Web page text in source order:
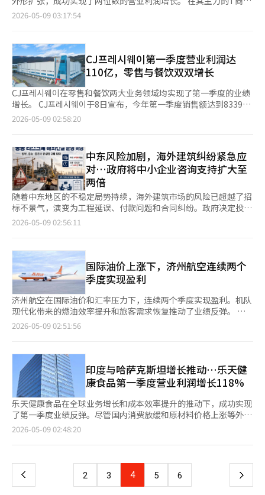
·鲍威尔的任期结束等重大事件即将到来。特别是市场将通过物价
指标来评估年内降息的可能性和通胀压力。 Kiwoom证券的研究
金融市场的负面影响将是有限的。”她还指出：“美中首脑会谈将
成为关注的重点，可能会讨论关税冲突的缓解以及半导体和稀土供
应链的谈判。” 专家们认为，半导体主导的现有主流股票趋势可
能会继续保持。然而，随着最近急剧上涨带来的压力加大，部分行
业的轮动也可能会并行进行。通信设备、造船、二次电池和可再生
能源等业绩和动能得到支持的行业被认为是替代选择。 NH投资证
券的研究员那正焕表示：“当前的上涨是基于业绩上调的趋
的。”※ 本报道经人工智能（AI）系统翻译与编辑。
分点。 去年并入的汉昂系统在第一季度的销售额为2.7482万亿韩
元，营业利润为972亿韩元。与去年同期相比，销售额增长5%，
马、福特等全球整车厂的内燃机和电动车新车用轮胎的供应。目前
已向包括保时捷在内的全球50多个品牌、300多个车型供应新车用
轮胎。 以电动车专用品牌“iON”为主的电动化市场攻势也在持
续。iON涵盖从16英寸到22英寸的约300个规格产品系列。 去年并
入的汉昂系统也延续了盈利能力恢复的趋势。汉昂系统2026年第
一季度的销售额为2.7482万亿韩元，同比增长5%；营业利润为
972亿韩元，增长361.1%。分析认为，这与成本结构改善和生产
效率提升有关。 韩国轮胎相关人士表示：“我们计划基于美国田
轻型卡车新车用轮胎销售中大轮胎产品的比例提高到51%，电动车
轮胎的比例提高到33%以上。”※ 本报道经人工智能（AI）系统
翻译与编辑。
领域，KT阿尔法减少了利润较低且库存压力大的直接采购比例，
法在合并基础上，2026年第一季度营业利润暂时统计为135亿韩
元，同比增长10.5%。当期净利润为114亿韩元。同期整体营收为
962亿韩元，下降0.4%。 KT阿尔法表示：“虽然由于委托运营中
心的商品组合调整，营收略有下降，但整体内在实力更加稳固。”
主力业务T商务（数据购物）方面，盈利中心的体质改善效果逐渐
显现。第一季度营收因直接采购运营缩减，同比下降4.0%，为638
亿韩元，但营业利润增长了4.8%。 针对活跃老年人和生活方式趋
势推出的独家产品，以及加强的策划节目安排，均促进了盈利能力
面临挑战。KT阿尔法计划加强移动渠道，并通过人工智能(AI)技术
提升广播质量，以增强竞争力。 移动商品券业务则展现出更为显
著的增长。第一季度移动商品券的营收同比增长7.5%，达到324亿
韩元，营业利润增长8.4%。特别是针对B2B客户的定制化专属销
售和与大型平台的前瞻性合作，推动了整体交易额的43.3%大幅增
长。 KT阿尔法的移动商品券品牌‘礼品秀’在国内B2B移动商品
券市场中保持第一位，截至去年底，累计企业客户已突破18万家。
KT阿尔法正在加强股东回报政策。公司去年实现营业利润442亿韩
动股东回报政策。 KT阿尔法相关人士表示：“今年将在‘稳定中
创新’的方针下，集中于基于AI的效率提升和客户体验创新。同
时，通过扩展合作伙伴关系和集团协同效应，实现持续增长，提高
股东价值。”※ 本报道经人工智能（AI）系统翻译与编辑。
2026-05-09 03:17:54
CJ프레시웨이第一季度营业利润达
110亿，零售与餐饮双双增长
CJ프레시웨이在零售和餐饮两大业务领域均实现了第一季度的业绩
增长。 CJ프레시웨이于8日宣布，今年第一季度销售额达到8339亿
韩元，营业利润为110亿韩元，分别比去年同期增长4.4%和
为增长的主要动力。 韩国国内企业间交易（B2B）食材流通市场
规模达到50万亿韩元，但目前仍以地区批发商为主的线下交易占据
大部分市场。这也是各大流通企业在数字化转型中展开激烈竞争的
原因。 为主导市场重组，CJ프레시웨이在3月将运营B2B食材开放
市场平台“食봄”的信息技术（IT）公司Marketboro的股份增至
55%，成为最大股东。 借此契机，公司积极扩展特许经营新客
户，并提升乳制品、海产品等差异化产品的供应和物流网络，加速
在线流通生态系统的掌控。 餐饮业务（餐饮食材及食品服务）销
场地限制的餐饮服务未来解决方案模型，相关服务“Fresh Meal
On”等销售额同比增长41%，为盈利能力的提升做出了贡献。 今
年1月，CJ프레시웨이在仁川机场T2新开设了国内规模最大的美食
广场“Gourmet Bridge”，大宗特许经营销售额同比增长43%。
以儿童及学校餐饮渠道为中心的餐饮食材销售扩展也支撑了业务业
绩。 CJ프레시웨y首席财务官（CFO）任成哲表示：“尽管面临季
节性淡季和不确定的外部环境，我们在零售和餐饮两大业务的平衡
增长以及以在线和无厨房为中心的新增长模式的成果得到了验证。
构。”※ 本报道经人工智能（AI）系统翻译与编辑。
2026-05-09 02:58:20
中东风险加剧，海外建筑纠纷紧急应
对…政府将中小企业咨询支持扩大至
两倍
随着中东地区的不稳定局势持续，海外建筑市场的风险已超越了招
标不景气，演变为工程延误、付款问题和合同纠纷。政府决定投入
4000万元的追加预算，扩大对中小型和中型建筑公司的海外建筑
该项目旨在为已完成海外建筑业注册的中小型和中型建筑公司提供
法律、劳务、税务等在海外项目执行过程中遇到的困难支持。国土
部表示，此次扩展将专家咨询时间从原来的12小时增加到24小
时。今年起，劳务咨询也纳入支持项目。 政府扩大支持的原因在
于中东地区的地缘政治风险可能导致海外建筑项目的成本和合同纠
纷加剧。由于中东地区的不稳定，油价、原材料价格和物流费用的
波动加大，海外现场可能会出现工程停工、工期延误、付款延迟和
合同变更等问题，导致发包方与承包商之间的冲突增加。 实际
务（OCIS）的数据，今年第一季度的海外建筑招标额为203.739亿
美元，比去年同期的821.225亿美元下降了75.2%。与过去五年第
一季度的平均招标额688.678亿美元相比，下降幅度达到70.4%。
尤其是中东地区的招标额为31.622亿美元，同比下降93.6%。 考
虑到国内海外建筑结构对中东的高度依赖，这一冲击不可小觑。根
据国土部和海外建筑协会的统计，去年海外建筑招标额为4727亿
美元，创下2014年以来的最高纪录。其中，中东的招标额约为119
亿美元，占总额的25.1%。中东是国内建筑公司在工厂和基础设施
领域长期积累招标基础的核心市场。 问题在于风险不仅限于新招
购、汇率和油价波动可能会影响工程管理和成本负担。如果工期延
长，发包方与承包商之间可能会因延误罚款、合同变更和额外费用
的认可问题而产生争议。 特别是中小型和中型建筑公司相比大型
2026-05-09 02:56:11
国际油价上涨下，济州航空连续两个
季度实现盈利
济州航空在国际油价和汇率压力下，连续两个季度实现盈利。机队
现代化带来的燃油效率提升和旅客需求恢复推动了业绩反弹。 济
州航空于8日公告，2026年第一季度实现营收4982亿韩元，营业利
报告了186亿韩元的营业利润，连续两个季度实现盈利。在国际油
价和汇率波动的情况下，济州航空的表现受到好评。 济州航空表
示，业绩改善的主要原因是通过机队现代化改善了收益结构，同时
旅客需求也有所增加。今年第一季度新增了两架次世代飞机B737-
8。今年11月和2月，济州航空返还了两架机龄超过20年的B737-
800租赁飞机，并在3至4月间出售了两架老旧飞机。由此，航空燃
油费用较去年减少了约16%。 济州航空计划在现有的10架B737-8
基础上，到年底再增加5架。今年第一季度的乘客总数为331万
1358人，成为国内低成本航空公司中的第一名。同一时期的客座
示，将通过高效的航线运营继续改善业绩。为了应对油价和汇率波
动加大以及竞争加剧等不确定的经营环境，济州航空计划继续实施
2026-05-09 02:51:56
印度与哈萨克斯坦增长推动…乐天健
康食品第一季度营业利润增长118%
乐天健康食品在全球业务增长和成本效率提升的推动下，成功实现
了第一季度业绩反弹。尽管国内消费放缓和原材料价格上涨等外部
因素影响，盈利能力依然有所改善。 8日，乐天健康食品公布2026
元。营业收入较去年同期增长5.4%，营业利润则增长了118%。营
势。 此次业绩改善主要得益于海外业务的推动。印度和哈萨克斯
坦等主要市场实现了两位数的增长，海外法人营业收入达到2705
2026-05-09 02:48:20
上
页
2 3 4 5 6 下